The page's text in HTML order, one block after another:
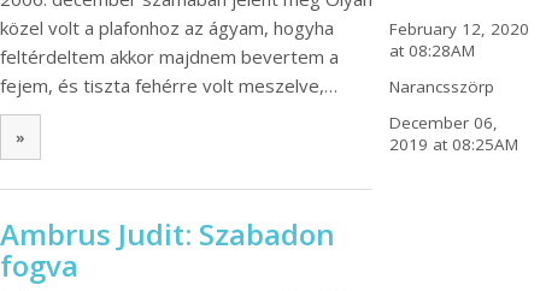
közel volt a plafonhoz az ágyam, hogyha
feltérdeltem akkor majdnem bevertem a
fejem, és tiszta fehérre volt meszelve,…
»
Ambrus Judit: Szabadon
fogva
February 12, 2020
at 08:28AM
Narancsszörp
December 06,
2019 at 08:25AM